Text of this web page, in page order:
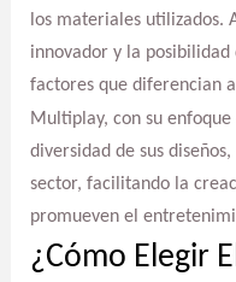
los materiales utilizados.
innovador y la
factores que diferencian
Multiplay, con su
diversidad de sus
sector, facilitando la
promueven el
¿Cómo Elegir